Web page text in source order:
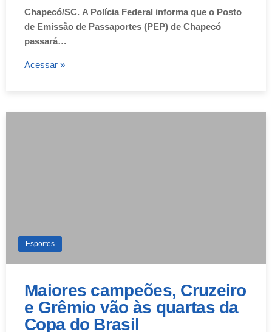
Chapecó/SC. A Polícia Federal informa que o Posto
de Emissão de Passaportes (PEP) de Chapecó
passará…
Acessar »
Esportes
Maiores campeões, Cruzeiro
e Grêmio vão às quartas da
Copa do Brasil